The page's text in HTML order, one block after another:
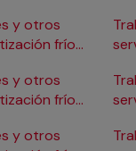
y otros
frío
y otros
frío
y otros